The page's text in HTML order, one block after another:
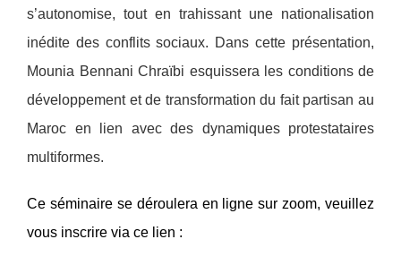
s’autonomise, tout en trahissant une nationalisation
inédite des conflits sociaux. Dans cette présentation,
Mounia Bennani Chraïbi esquissera les conditions de
développement et de transformation du fait partisan au
Maroc en lien avec des dynamiques protestataires
multiformes.
Ce séminaire se déroulera en ligne sur zoom, veuillez
vous inscrire via ce lien :